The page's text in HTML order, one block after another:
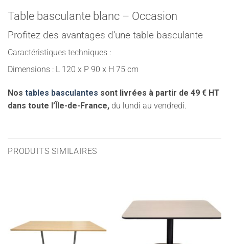
Table basculante blanc – Occasion
Profitez des avantages d’une table basculante
Caractéristiques techniques :
Dimensions : L 120 x P 90 x H 75 cm
Nos tables basculantes sont livrées à partir de 49 € HT
dans toute l’Île-de-France, du lundi au vendredi.
PRODUITS SIMILAIRES